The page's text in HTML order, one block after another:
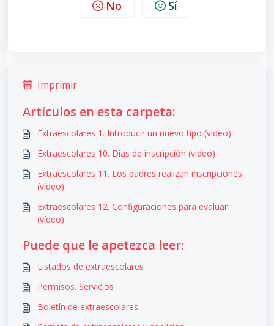
No Sí
Imprimir
Artículos en esta carpeta:
Extraescolares 1. Introducir un nuevo tipo (vídeo)
Extraescolares 10. Días de inscripción (vídeo)
Extraescolares 11. Los padres realizan inscripciones
(vídeo)
Extraescolares 12. Configuraciones para evaluar
(vídeo)
Puede que le apetezca leer:
Listados de extraescolares
Permisos. Servicios
Boletín de extraescolares